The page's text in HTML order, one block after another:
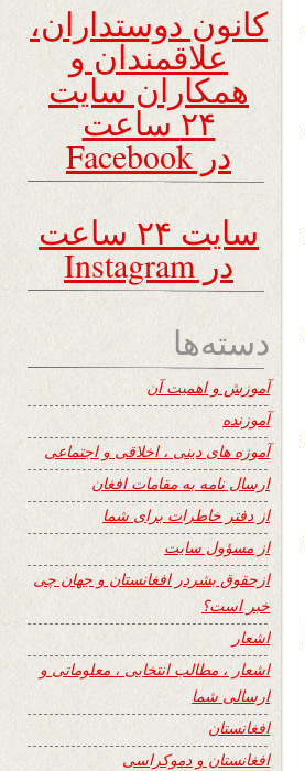
کانون دوستداران،
علاقمندان و
همکاران سایت
۲۴ ساعت
در Facebook
سایت ۲۴ ساعت
در Instagram
دسته‌ها
آموزش و اهمیت آن
آموزنده
آموزه های دینی ، اخلاقی و اجتماعی
ارسال نامه به مقامات افغان
از دفتر خاطرات برای شما
از مسؤول سایت
ازحقوق بشردر افغانستان و جهان چی
خبر است؟
اشعار
اشعار ، مطالب انتخابی ، معلوماتی و
ارسالی شما
افغانستان
افغانستان و دموکراسی